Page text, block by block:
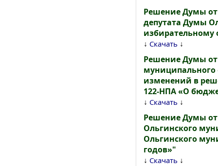
Решение Думы
депутата Думы
избирательному
↓ Скачать ↓
Решение Думы
муниципального
изменений в
122-НПА «О
↓ Скачать ↓
Решение Думы
Ольгинского
Ольгинского
годов»"
↓ Скачать ↓